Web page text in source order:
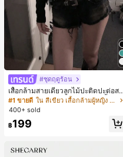
#ชุดฤดูร้อน
เสื้อกล้ามสายเดี่ยวลูกไม้ปะติดปะต่อสไ
ตล์เกาหลี, สุนทรียศาสตร์ Y2K, เสื้อผ้าส
ตรีทแวร์ลำลองฤดูร้อน
#1 ขายดี
ใน สีเขียว เสื้อกล้ามผู้หญิง & Camis
400+ sold
฿199